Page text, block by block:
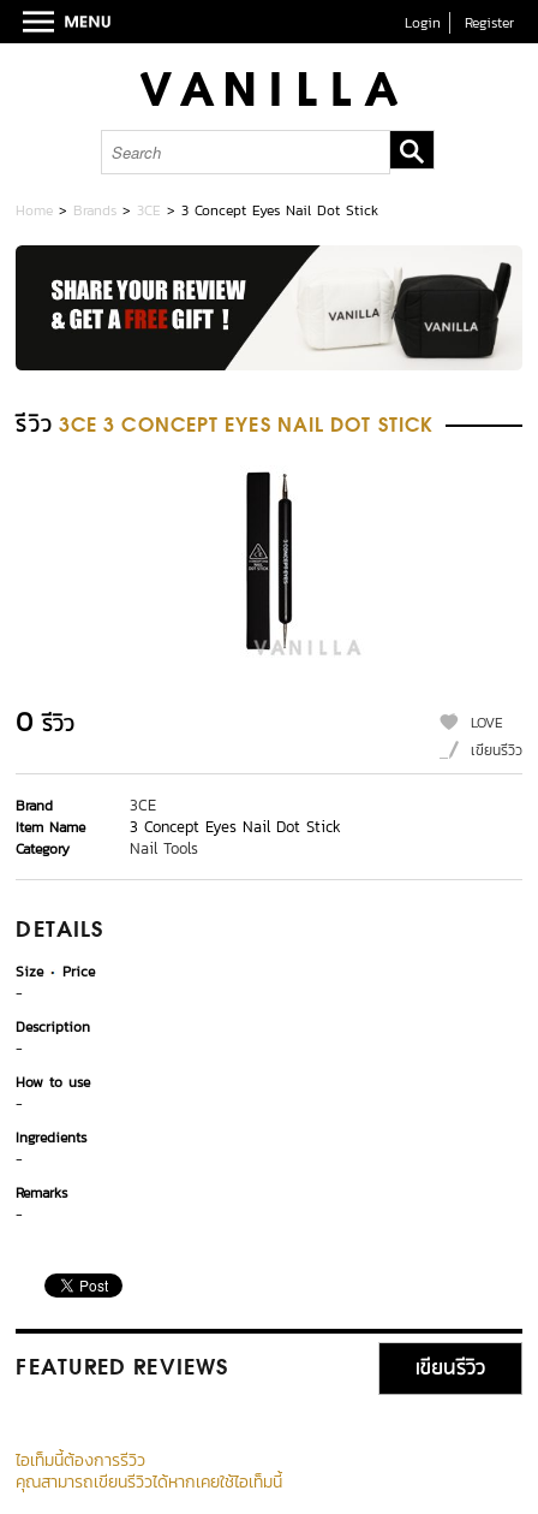
Login Register
Home > Brands > 3CE >3 Concept Eyes Nail Dot Stick
รีวิว 3CE 3 CONCEPT EYES NAIL DOT STICK
0 รีวิว
LOVE
เขียนรีวิว
Brand 3CE
Item Name 3 Concept Eyes Nail Dot Stick
Category Nail Tools
DETAILS
Size
Price
-
Description
-
How to use
-
Ingredients
-
Remarks
-
FEATURED REVIEWS เขียนรีวิว
ไอเท็มนี้ต้องการรีวิว
คุณสามารถเขียนรีวิวได้หากเคยใช้ไอเท็มนี้